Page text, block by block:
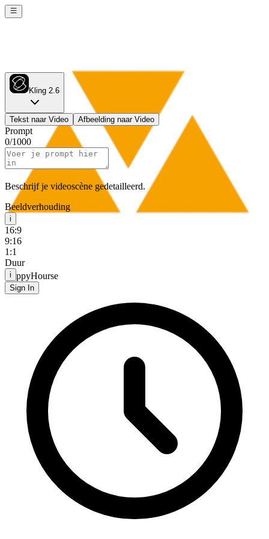
HappyHourse
Sign In
Kling 2.6
Tekst naar Video Afbeelding naar Video
Prompt
0/1000
Beschrijf je videoscène gedetailleerd.
Beeldverhouding
i
16:9
9:16
1:1
Duur
i